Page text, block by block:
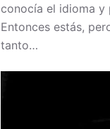
conocía el idioma y
Entonces estás,
tanto…